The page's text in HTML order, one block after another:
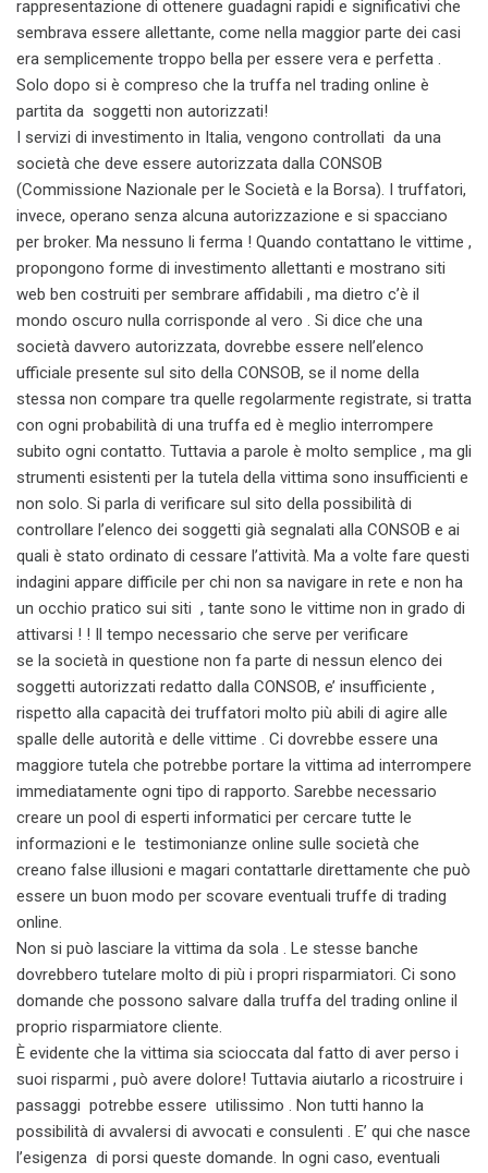
rappresentazione di ottenere guadagni rapidi e significativi che
sembrava essere allettante, come nella maggior parte dei casi
era semplicemente troppo bella per essere vera e perfetta .
Solo dopo si è compreso che la truffa nel trading online è
partita da soggetti non autorizzati!
I servizi di investimento in Italia, vengono controllati da una
società che deve essere autorizzata dalla CONSOB
(Commissione Nazionale per le Società e la Borsa). I truffatori,
invece, operano senza alcuna autorizzazione e si spacciano
per broker. Ma nessuno li ferma ! Quando contattano le vittime ,
propongono forme di investimento allettanti e mostrano siti
web ben costruiti per sembrare affidabili , ma dietro c’è il
mondo oscuro nulla corrisponde al vero . Si dice che una
società davvero autorizzata, dovrebbe essere nell’elenco
ufficiale presente sul sito della CONSOB, se il nome della
stessa non compare tra quelle regolarmente registrate, si tratta
con ogni probabilità di una truffa ed è meglio interrompere
subito ogni contatto. Tuttavia a parole è molto semplice , ma gli
strumenti esistenti per la tutela della vittima sono insufficienti e
non solo. Si parla di verificare sul sito della possibilità di
controllare l’elenco dei soggetti già segnalati alla CONSOB e ai
quali è stato ordinato di cessare l’attività. Ma a volte fare questi
indagini appare difficile per chi non sa navigare in rete e non ha
un occhio pratico sui siti , tante sono le vittime non in grado di
attivarsi ! ! Il tempo necessario che serve per verificare
se la società in questione non fa parte di nessun elenco dei
soggetti autorizzati redatto dalla CONSOB, e’ insufficiente ,
rispetto alla capacità dei truffatori molto più abili di agire alle
spalle delle autorità e delle vittime . Ci dovrebbe essere una
maggiore tutela che potrebbe portare la vittima ad interrompere
immediatamente ogni tipo di rapporto. Sarebbe necessario
creare un pool di esperti informatici per cercare tutte le
informazioni e le testimonianze online sulle società che
creano false illusioni e magari contattarle direttamente che può
essere un buon modo per scovare eventuali truffe di trading
online.
Non si può lasciare la vittima da sola . Le stesse banche
dovrebbero tutelare molto di più i propri risparmiatori. Ci sono
domande che possono salvare dalla truffa del trading online il
proprio risparmiatore cliente.
È evidente che la vittima sia scioccata dal fatto di aver perso i
suoi risparmi , può avere dolore! Tuttavia aiutarlo a ricostruire i
passaggi potrebbe essere utilissimo . Non tutti hanno la
possibilità di avvalersi di avvocati e consulenti . E’ qui che nasce
l’esigenza di porsi queste domande. In ogni caso, eventuali